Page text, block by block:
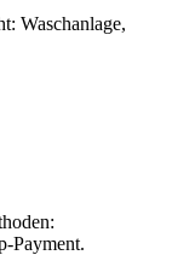
Waschanlage,
Payment.